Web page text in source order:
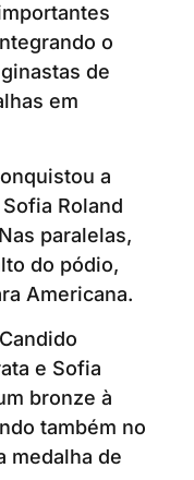
o
de
em
a
Roland
paralelas,
do pódio,
Americana.
e Sofia
bronze à
também no
medalha de